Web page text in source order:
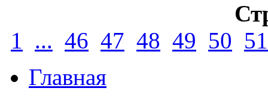
1
... 46 47 48 49 50 51
Главная